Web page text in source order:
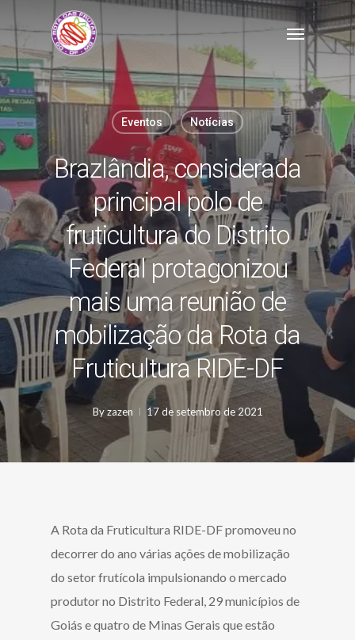
to
main
content
Menu
Eventos Notícias
Brazlândia, considerada
principal polo de
fruticultura do Distrito
Federal protagonizou
mais uma reunião de
mobilização da Rota da
Fruticultura RIDE-DF
By zazen 17 de setembro de 2021
A Rota da Fruticultura RIDE-DF promoveu no
decorrer do ano várias ações de mobilização
do setor frutícola impulsionando o mercado
produtor no Distrito Federal, 29 municípios de
Goiás e quatro de Minas Gerais que estão